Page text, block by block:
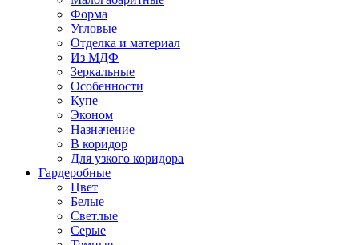
Форма
Угловые
Отделка и материал
Из МДФ
Зеркальные
Особенности
Купе
Эконом
Назначение
В коридор
Для узкого коридора
Гардеробные
Цвет
Белые
Светлые
Серые